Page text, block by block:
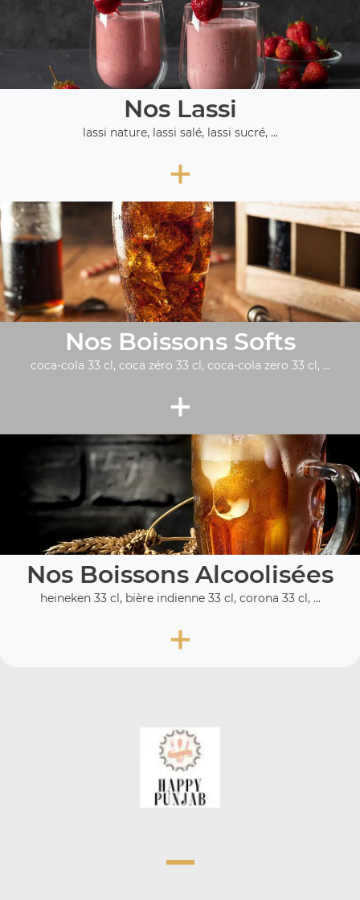
Nos Lassi
lassi nature, lassi salé, lassi sucré, ...
+
Nos Boissons Softs
coca-cola 33 cl, coca zéro 33 cl, coca-cola zero 33 cl, ...
+
Nos Boissons Alcoolisées
heineken 33 cl, bière indienne 33 cl, corona 33 cl, ...
+